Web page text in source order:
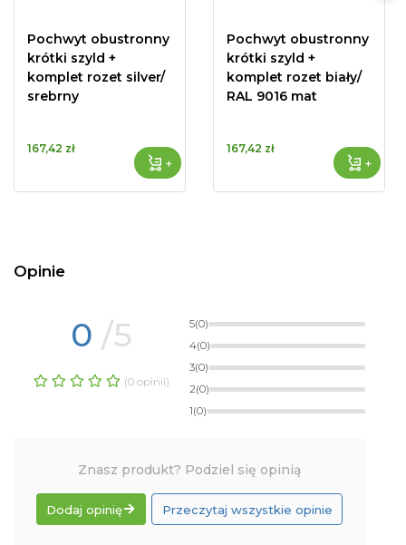
Pochwyt obustronny
krótki szyld +
komplet rozet silver/
srebrny
167,42 zł
+
Pochwyt obustronny
krótki szyld +
komplet rozet biały/
RAL 9016 mat
167,42 zł
+
Opinie
0 /5
(0 opinii)
5(0)
4(0)
3(0)
2(0)
1(0)
Znasz produkt? Podziel się opinią
Dodaj opinię Przeczytaj wszystkie opinie